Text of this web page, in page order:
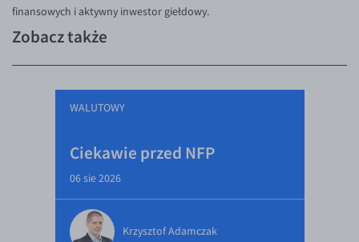
finansowych i aktywny inwestor giełdowy.
Zobacz także
WALUTOWY
Ciekawie przed NFP
06 sie 2026
Krzysztof Adamczak